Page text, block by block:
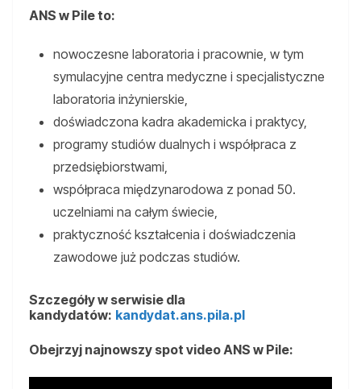
ANS w Pile to:
nowoczesne laboratoria i pracownie, w tym
symulacyjne centra medyczne i specjalistyczne
laboratoria inżynierskie,
doświadczona kadra akademicka i praktycy,
programy studiów dualnych i współpraca z
przedsiębiorstwami,
współpraca międzynarodowa z ponad 50.
uczelniami na całym świecie,
praktyczność kształcenia i doświadczenia
zawodowe już podczas studiów.
Szczegóły w serwisie dla
kandydatów: kandydat.ans.pila.pl
Obejrzyj najnowszy spot video ANS w Pile: